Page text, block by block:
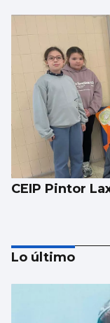
CEIP Pintor
Lo último